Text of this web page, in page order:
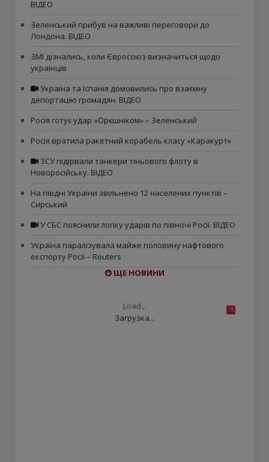
ВІДЕО
Зеленський прибув на важливі переговори до
Лондона. ВІДЕО
ЗМІ дізнались, коли Євросоюз визначиться щодо
українців
Україна та Іспанія домовились про взаємну
депортацію громадян. ВІДЕО
Росія готує удар «Орєшніком» – Зеленський
Росія вратила ракетний корабель класу «Каракурт»
ЗСУ підірвали танкери тіньового флоту в
Новоросійську. ВІДЕО
На півдні України звільнено 12 населених пунктів –
Сирський
У СБС пояснили логіку ударів по півночі Росії. ВІДЕО
Україна паралізувала майже половину нафтового
експорту Росії – Reuters
ЩЕ НОВИНИ
Load...
Загрузка...